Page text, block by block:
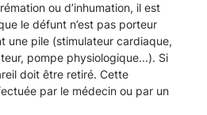
ou d’inhumation, il est
le défunt n’est pas porteur
une pile (stimulateur cardiaque,
pompe physiologique...). Si
doit être retiré. Cette
par le médecin ou par un